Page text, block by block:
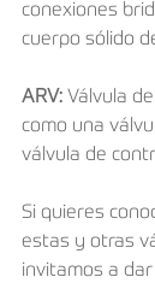
conexiones
cuerpo sólido
ARV: Válvula
como una
válvula de
Si quieres
estas y otras
invitamos a dar